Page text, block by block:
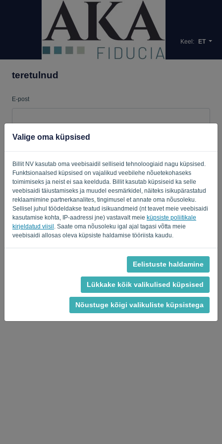
Valige oma küpsised
Billit NV kasutab oma veebisaidil selliseid tehnoloogiaid nagu küpsised.
Funktsionaalsed küpsised on vajalikud veebilehe nõuetekohaseks
toimimiseks ja neist ei saa keelduda. Billit kasutab küpsiseid ka selle
veebisaidi täiustamiseks ja muudel eesmärkidel, näiteks isikupärastatud
reklaamimine partnerkanalites, tingimusel et annate oma nõusoleku.
Sellisel juhul töödeldakse teatud isikuandmeid (nt teavet meie veebisaidi
kasutamise kohta, IP-aadressi jne) vastavalt meie küpsiste poliitikale
kirjeldatud viisil . Saate oma nõusoleku igal ajal tagasi võtta meie
veebisaidi allosas oleva küpsiste haldamise tööriista kaudu.
Eelistuste haldamine
Lükkake kõik valikulised küpsised
Nõustuge kõigi valikuliste küpsistega
Keel: ET
teretulnud
E-post
Salasõna
Tuleta mulle meelde Unustatud parool?
LOGI SISSE
Tingimused